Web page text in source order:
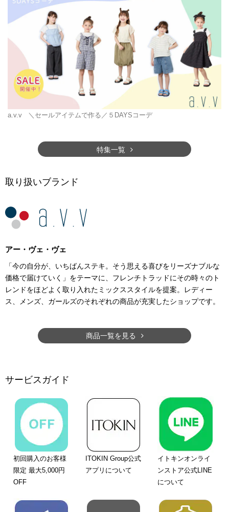
a.v.v ＼セールアイテムで作る／５DAYSコーデ
特集一覧
取り扱いブランド
アー・ヴェ・ヴェ
「今の自分が、いちばんステキ。そう思える喜びをリーズナブルな
価格で届けていく」をテーマに、フレンチトラッドにその時々のト
レンドをほどよく取り入れたミックススタイルを提案。レディー
ス、メンズ、ガールズのそれぞれの商品が充実したショップです。
商品一覧を見る
サービスガイド
初回購入のお客様
限定 最大5,000円
OFF
ITOKIN Group公式
アプリについて
イトキンオンライ
ンストア公式LINE
について